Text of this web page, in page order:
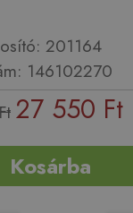
201164
146102270
27 550 Ft
Kosárba